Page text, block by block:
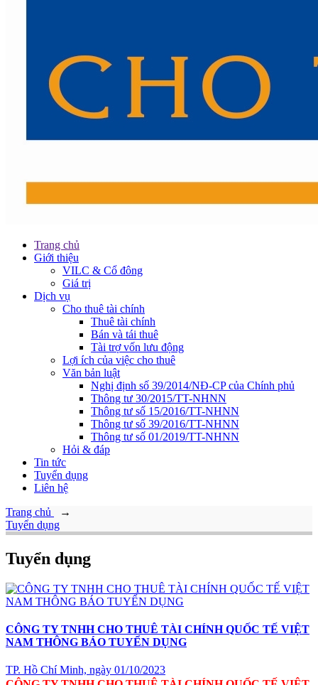
Trang chủ
Giới thiệu
VILC & Cổ đông
Giá trị
Dịch vụ
Cho thuê tài chính
Thuê tài chính
Bán và tái thuê
Tài trợ vốn lưu động
Lợi ích của việc cho thuê
Văn bản luật
Nghị định số 39/2014/NĐ-CP của Chính phủ
Thông tư 30/2015/TT-NHNN
Thông tư số 15/2016/TT-NHNN
Thông tư số 39/2016/TT-NHNN
Thông tư số 01/2019/TT-NHNN
Hỏi & đáp
Tin tức
Tuyển dụng
Liên hệ
Trang chủ
→
Tuyển dụng
Tuyển dụng
CÔNG TY TNHH CHO THUÊ TÀI CHÍNH QUỐC TẾ VIỆT
NAM THÔNG BÁO TUYỂN DỤNG
TP. Hồ Chí Minh, ngày 01/10/2023